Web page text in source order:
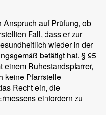
Anspruch auf Prüfung, ob
Fall, dass er zur
wieder in der
betätigt hat. § 95
einem Ruhestandspfarrer,
keine Pfarrstelle
Recht ein, die
einfordern zu